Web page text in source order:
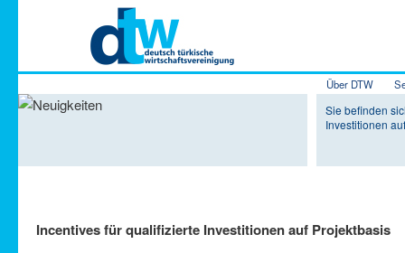
Zum Inhalt
Zum
Über DTW
Sie befinden
Investitionen
Incentives für qualifizierte Investitionen auf Projektbasis